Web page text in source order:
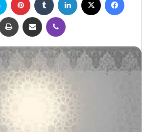
ڤايبر مشاركة عبر البريد